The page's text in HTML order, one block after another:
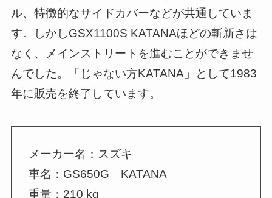
ル、特徴的なサイドカバーなどが共通していま
す。しかしGSX1100S KATANAほどの斬新さは
なく、メインストリートを進むことができませ
んでした。「じゃない方KATANA」として1983
年に販売を終了しています。
メーカー名：スズキ
車名：GS650G KATANA
重量：210 kg